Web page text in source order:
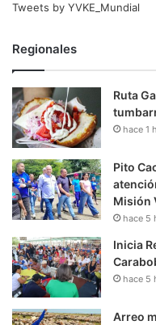
Tweets by YVKE_Mundial
Regionales
Ruta
hace 1
Pito
Misión
hace 5
Inicia
hace 5
Arreo